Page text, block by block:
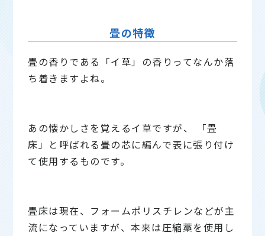
畳の特徴
畳の香りである「イ草」の香りってなんか落
ち着きますよね。
あの懐かしさを覚えるイ草ですが、 「畳
床」と呼ばれる畳の芯に編んで表に張り付け
て使用するものです。
畳床は現在、フォームポリスチレンなどが主
流になっていますが、本来は圧縮藁を使用し